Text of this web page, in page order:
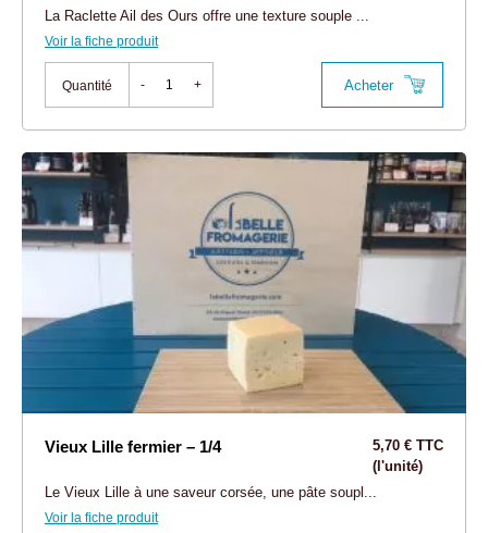
La Raclette Ail des Ours offre une texture souple ...
Voir la fiche produit
Quantité - + Acheter
Vieux Lille fermier – 1/4
5,70 € TTC
(l'unité)
Le Vieux Lille à une saveur corsée, une pâte soupl...
Voir la fiche produit